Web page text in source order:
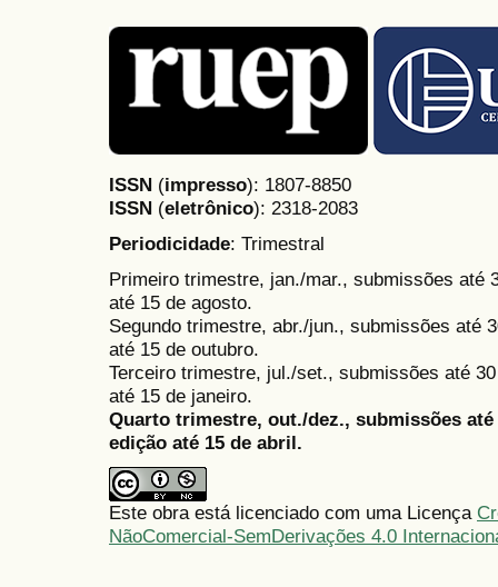
ISSN (impresso): 1807-8850
ISSN (eletrônico): 2318-2083
Periodicidade: Trimestral
Primeiro trimestre, jan./mar., submissões até
até 15 de agosto.
Segundo trimestre, abr./jun., submissões até
até 15 de outubro.
Terceiro trimestre, jul./set., submissões até
até 15 de janeiro.
Quarto trimestre, out./dez., submissões
edição até 15 de abril.
Este obra está licenciado com uma Licença
NãoComercial-SemDerivações 4.0